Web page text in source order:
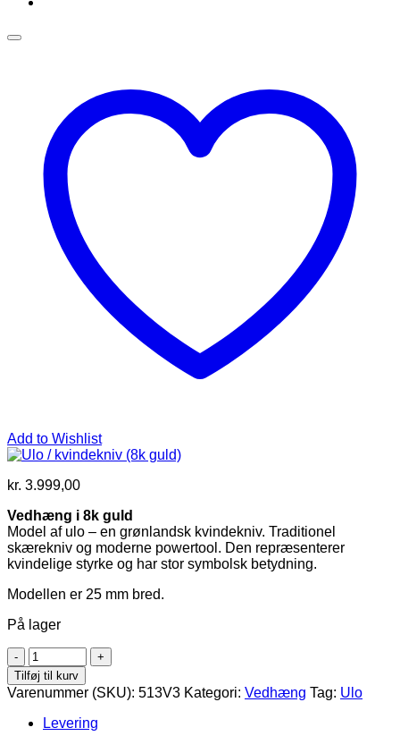
Add to Wishlist
kr. 3.999,00
Vedhæng i 8k guld
Model af ulo – en grønlandsk kvindekniv. Traditionel
skærekniv og moderne powertool. Den repræsenterer
kvindelige styrke og har stor symbolsk betydning.
Modellen er 25 mm bred.
På lager
Ulo
/
kvindekniv
(8k
guld)
Tilføj til kurv
Varenummer (SKU): 513V3 Kategori: Vedhæng Tag: Ulo
Levering